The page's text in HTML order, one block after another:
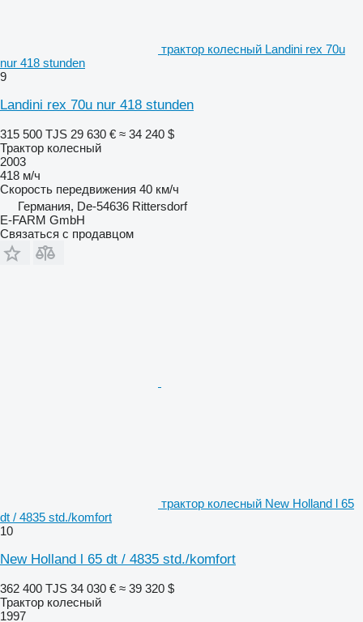
трактор колесный Landini rex 70u
nur 418 stunden
9
Landini rex 70u nur 418 stunden
315 500 TJS 29 630 € ≈ 34 240 $
Трактор колесный
2003
418 м/ч
Скорость передвижения 40 км/ч
Германия, De-54636 Rittersdorf
E-FARM GmbH
Связаться с продавцом
трактор колесный New Holland l 65
dt / 4835 std./komfort
10
New Holland l 65 dt / 4835 std./komfort
362 400 TJS 34 030 € ≈ 39 320 $
Трактор колесный
1997